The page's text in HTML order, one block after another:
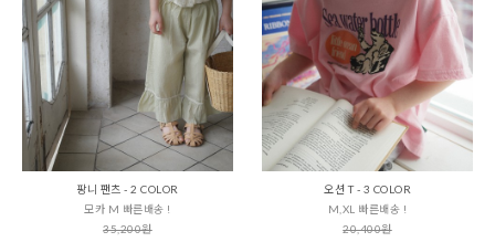
팡니 팬츠 - 2 COLOR
모카 M 빠른배송 !
35,200원
오션 T - 3 COLOR
M,XL 빠른배송 !
20,400원